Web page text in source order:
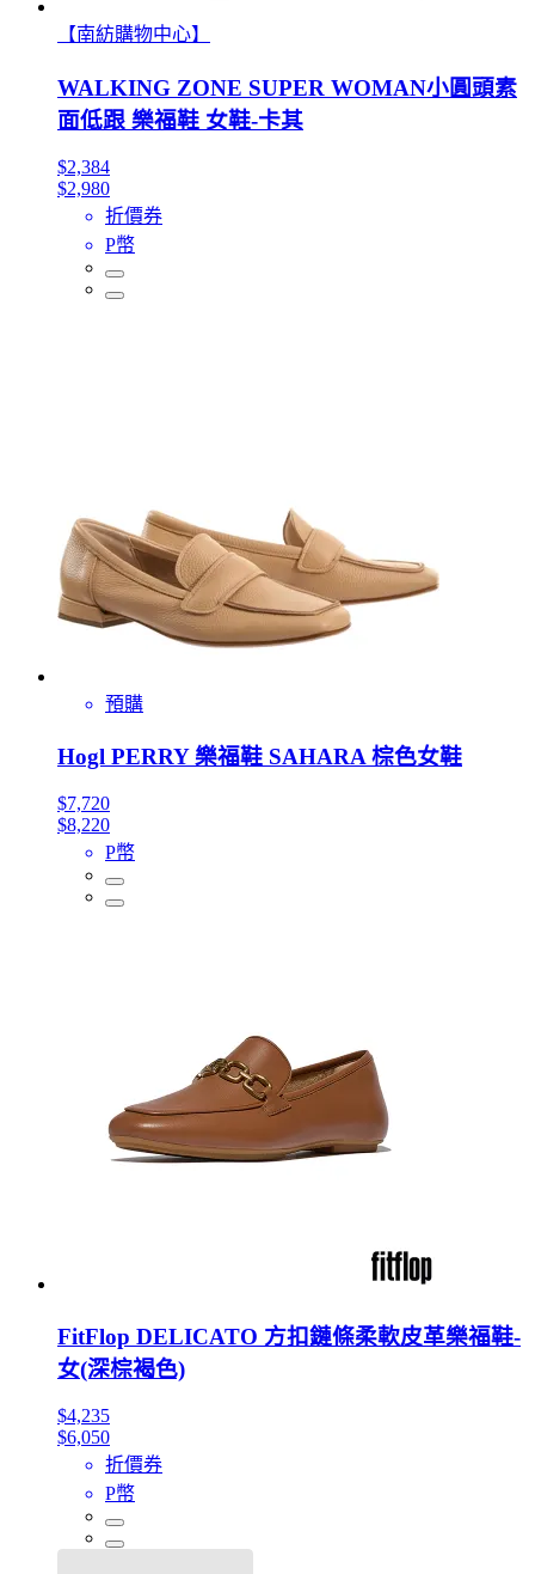
【南紡購物中心】
WALKING ZONE SUPER WOMAN小圓頭素
面低跟 樂福鞋 女鞋-卡其
$2,384
$2,980
折價券
P幣
預購
Hogl PERRY 樂福鞋 SAHARA 棕色女鞋
$7,720
$8,220
P幣
FitFlop DELICATO 方扣鏈條柔軟皮革樂福鞋-
女(深棕褐色)
$4,235
$6,050
折價券
P幣